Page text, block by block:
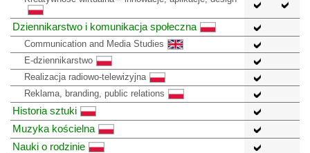
Dziennikarstwo i komunikacja społeczna
Communication and Media Studies
E-dziennikarstwo
Realizacja radiowo-telewizyjna
Reklama, branding, public relations
Historia sztuki
Muzyka kościelna
Nauki o rodzinie